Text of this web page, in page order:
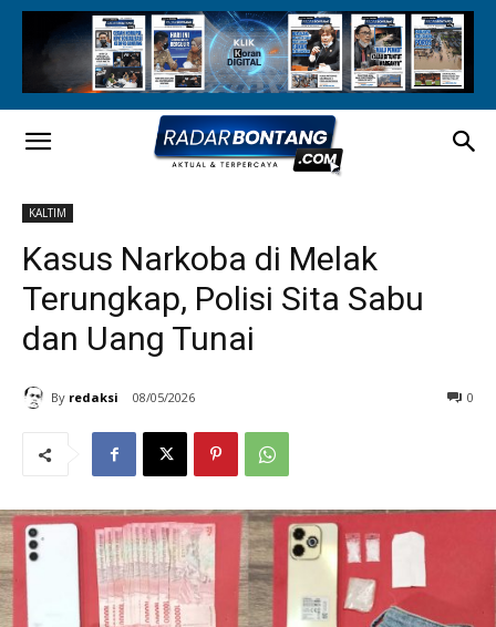
KALTIM
Kasus Narkoba di Melak
Terungkap, Polisi Sita Sabu
dan Uang Tunai
By redaksi 08/05/2026 0